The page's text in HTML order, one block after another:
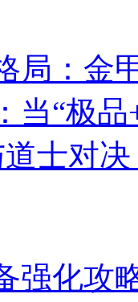
局：金
当“极
士对决
强化攻